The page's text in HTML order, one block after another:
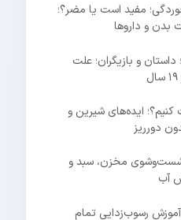
مفید است یا مضر؟؛
بدن و داروها
و بازیگران؛ علت
ایده‌های شیرین و
دورریز
شست‌وشوی مخزن، سبد و
آب
رسوب‌زدایی تمام